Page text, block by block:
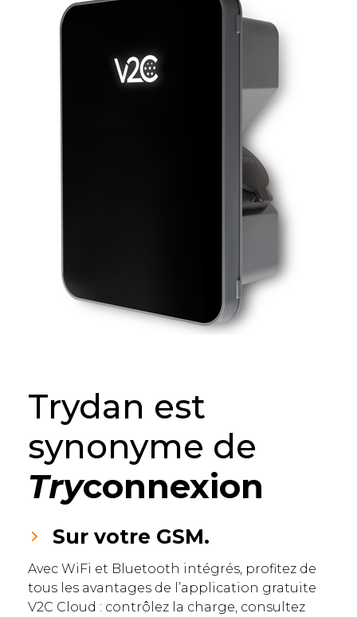
Trydan est
synonyme de
Tryconnexion
Sur votre GSM.
Avec WiFi et Bluetooth intégrés, profitez de
tous les avantages de l’application gratuite
V2C Cloud : contrôlez la charge, consultez